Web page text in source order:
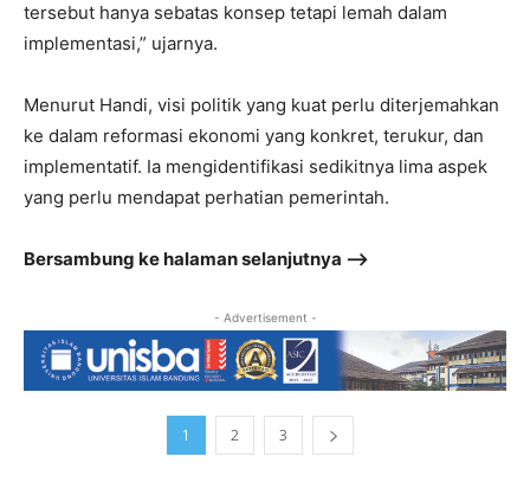
tersebut hanya sebatas konsep tetapi lemah dalam
implementasi,” ujarnya.
Menurut Handi, visi politik yang kuat perlu diterjemahkan
ke dalam reformasi ekonomi yang konkret, terukur, dan
implementatif. Ia mengidentifikasi sedikitnya lima aspek
yang perlu mendapat perhatian pemerintah.
Bersambung ke halaman selanjutnya –>
- Advertisement -
1 2 3